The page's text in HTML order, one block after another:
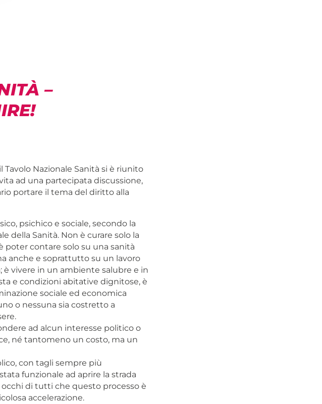
–
Tavolo Nazionale Sanità si è riunito
ad una partecipata discussione,
portare il tema del diritto alla
psichico e sociale, secondo la
della Sanità. Non è curare solo la
poter contare solo su una sanità
anche e soprattutto su un lavoro
è vivere in un ambiente salubre e in
e condizioni abitative dignitose, è
sociale ed economica
o nessuna sia costretto a
ad alcun interesse politico o
né tantomeno un costo, ma un
con tagli sempre più
funzionale ad aprire la strada
di tutti che questo processo è
accelerazione.